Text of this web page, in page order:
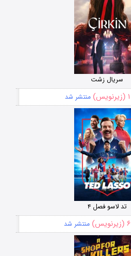
سریال زشت
۱ (زیرنویس) منتشر شد
تد لاسو فصل ۴
۶ (زیرنویس) منتشر شد